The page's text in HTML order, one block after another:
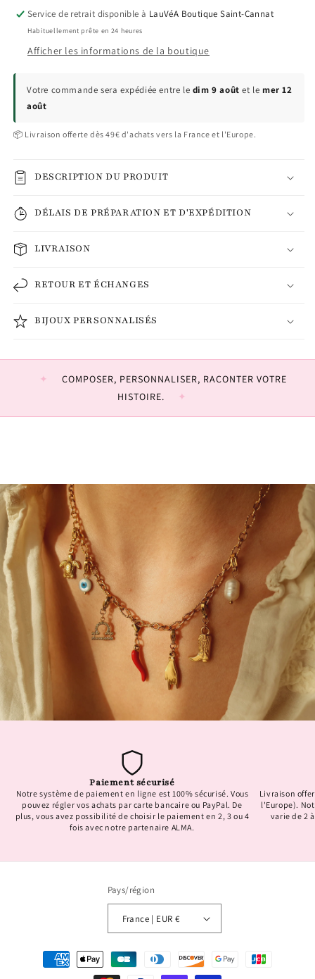
Service de retrait disponible à LauVéA Boutique Saint-Cannat
Habituellement prête en 24 heures
Afficher les informations de la boutique
Votre commande sera expédiée entre le dim 9 août et lemer 12
août
📦 Livraison offerte dès 49€ d'achats vers la France et l'Europe.
DESCRIPTION DU PRODUIT
DÉLAIS DE PRÉPARATION ET D'EXPÉDITION
LIVRAISON
RETOUR ET ÉCHANGES
BIJOUX PERSONNALISÉS
COMPOSER, PERSONNALISER, RACONTER VOTRE
HISTOIRE.
Paiement sécurisé
Notre système de paiement en ligne est 100% sécurisé. Vous
pouvez régler vos achats par carte bancaire ou PayPal. De
plus, vous avez possibilité de choisir le paiement en 2, 3 ou 4
fois avec notre partenaire ALMA.
Livraison
l'Europe).
varie de 2
Pays/région
France | EUR €
Moyens